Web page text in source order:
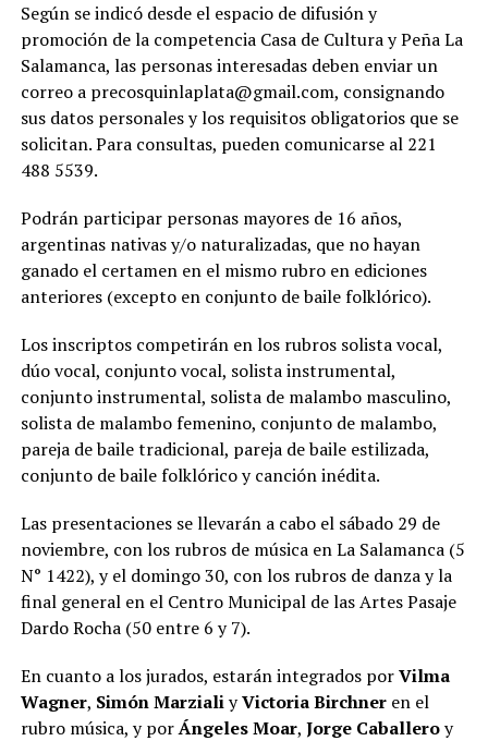
Según se indicó desde el espacio de difusión y
promoción de la competencia Casa de Cultura y Peña La
Salamanca, las personas interesadas deben enviar un
correo a precosquinlaplata@gmail.com, consignando
sus datos personales y los requisitos obligatorios que se
solicitan. Para consultas, pueden comunicarse al 221
488 5539.
Podrán participar personas mayores de 16 años,
argentinas nativas y/o naturalizadas, que no hayan
ganado el certamen en el mismo rubro en ediciones
anteriores (excepto en conjunto de baile folklórico).
Los inscriptos competirán en los rubros solista vocal,
dúo vocal, conjunto vocal, solista instrumental,
conjunto instrumental, solista de malambo masculino,
solista de malambo femenino, conjunto de malambo,
pareja de baile tradicional, pareja de baile estilizada,
conjunto de baile folklórico y canción inédita.
Las presentaciones se llevarán a cabo el sábado 29 de
noviembre, con los rubros de música en La Salamanca (5
N° 1422), y el domingo 30, con los rubros de danza y la
final general en el Centro Municipal de las Artes Pasaje
Dardo Rocha (50 entre 6 y 7).
En cuanto a los jurados, estarán integrados porVilma
Wagner, Simón MarzialiyVictoria Birchneren el
rubro música, y porÁngeles Moar, Jorge Caballeroy